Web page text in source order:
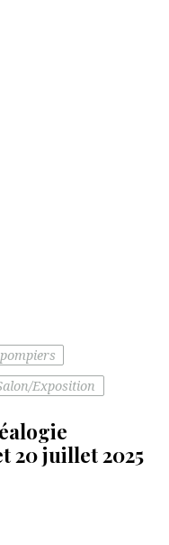
Exposition
20 juillet 2025